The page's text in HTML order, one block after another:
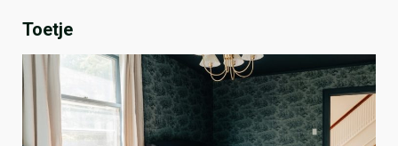
Toetje